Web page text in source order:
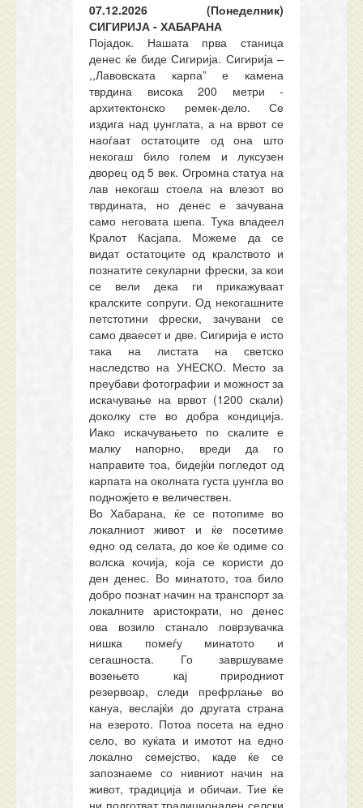
07.12.2026 (Понеделник)
СИГИРИЈА - ХАБАРАНА
Појадок. Нашата прва станица
денес ќе биде Сигирија. Сигирија –
,,Лавовската карпа”е камена
тврдина висока 200 метри -
архитектонско ремек-дело. Се
издига над џунглата, а на врвот се
наоѓаат остатоците од она што
некогаш било голем и луксузен
дворец од 5 век. Огромна статуа на
лав некогаш стоела на влезот во
тврдината, но денес е зачувана
само неговата шепа. Тука владеел
Кралот Касјапа. Можеме да се
видат остатоците од кралството и
познатите секуларни фрески, за кои
се вели дека ги прикажуваат
кралските сопруги. Од некогашните
петстотини фрески, зачувани се
само дваесет и две. Сигирија е исто
така на листата на светско
наследство на УНЕСКО. Место за
преубави фотографии и можност за
искачување на врвот (1200 скали)
доколку сте во добра кондиција.
Иако искачувањето по скалите е
малку напорно, вреди да го
направите тоа, бидејќи погледот од
карпата на околната густа џунгла во
подножјето е величествен.
Во Хабарана, ќе се потопиме во
локалниот живот и ќе посетиме
едно од селата, до кое ќе одиме со
волска кочија, која се користи до
ден денес. Во минатото, тоа било
добро познат начин на транспорт за
локалните аристократи, но денес
ова возило станало поврзувачка
нишка помеѓу минатото и
сегашноста. Го завршуваме
возењето кај природниот
резервоар, следи префрлање во
кануа, веслајќи до другата страна
на езерото. Потоа посета на едно
село, во куќата и имотот на едно
локално семејство, каде ќе се
запознаеме со нивниот начин на
живот, традиција и обичаи. Тие ќе
ни подготват традиционален селски